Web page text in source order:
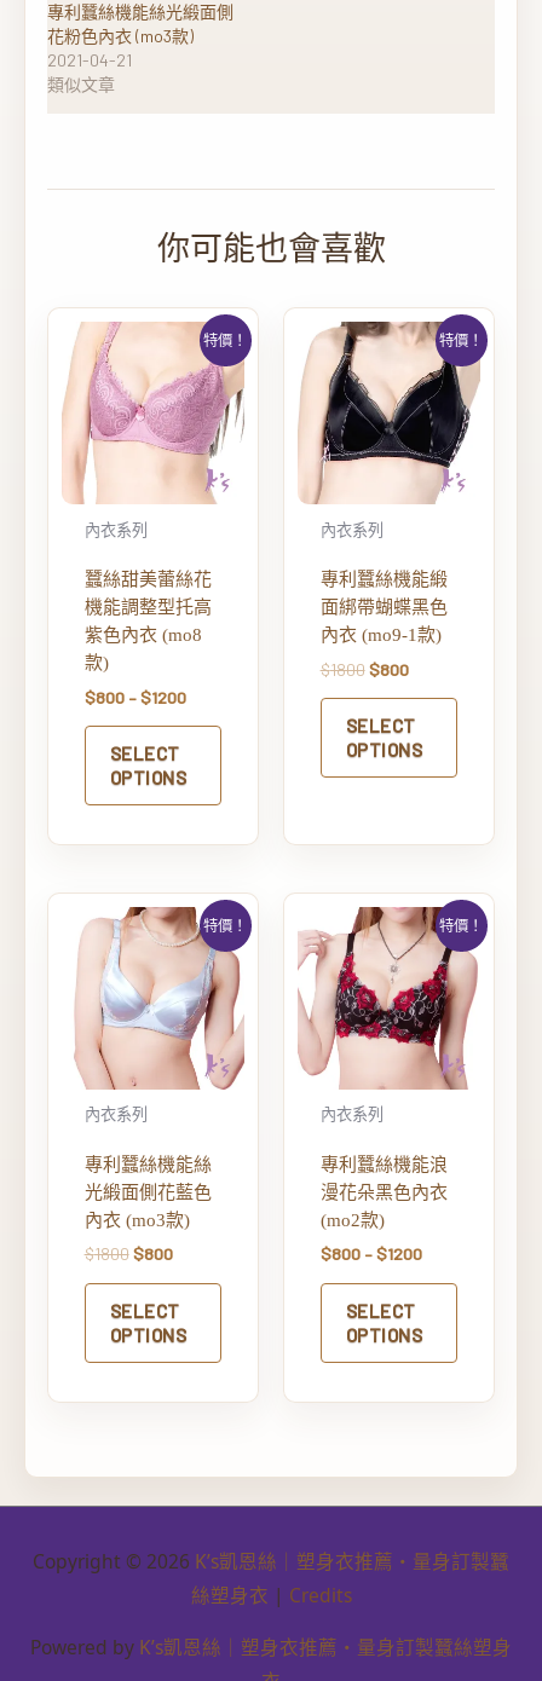
專利蠶絲機能絲光緞面側
花粉色內衣 (mo3款)
2021-04-21
類似文章
特價！
內衣系列
蠶絲甜美蕾絲花
機能調整型托高
紫色內衣 (mo8
款)
$800–$1200
SELECT
OPTIONS
特價！
內衣系列
專利蠶絲機能緞
面綁帶蝴蝶黑色
內衣 (mo9-1款)
$1800 $800
SELECT
OPTIONS
特價！
內衣系列
專利蠶絲機能絲
光緞面側花藍色
內衣 (mo3款)
$1800 $800
SELECT
OPTIONS
特價！
內衣系列
專利蠶絲機能浪
漫花朵黑色內衣
(mo2款)
$800–$1200
SELECT
OPTIONS
Copyright © 2026 K’s凱恩絲｜塑身衣推薦・量身訂製蠶
絲塑身衣 | Credits
Powered by K’s凱恩絲｜塑身衣推薦・量身訂製蠶絲塑身